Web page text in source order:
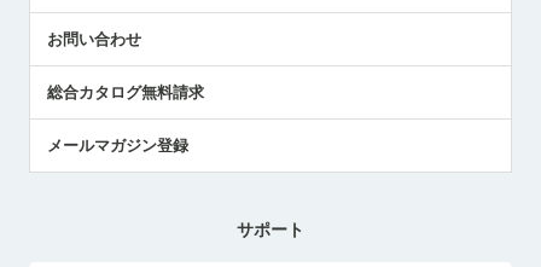
お問い合わせ
総合カタログ無料請求
メールマガジン登録
サポート